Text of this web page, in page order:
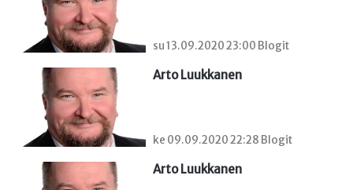
su 13.09.2020 23:00 Blogit
Arto Luukkanen
ke 09.09.2020 22:28 Blogit
Arto Luukkanen